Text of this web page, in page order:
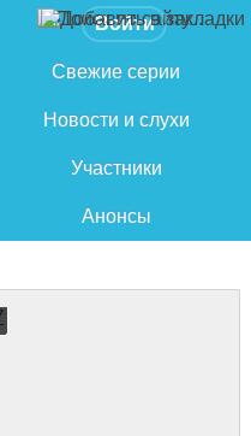
Войти
Свежие серии
Новости и слухи
Участники
Анонсы